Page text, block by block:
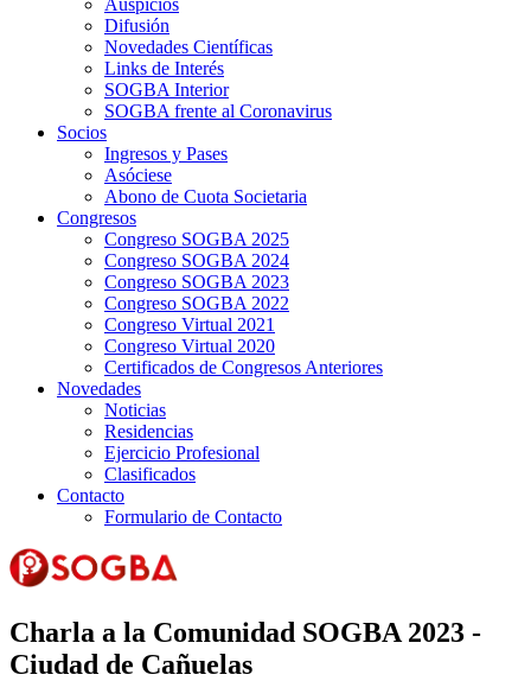
Auspicios
Difusión
Novedades Científicas
Links de Interés
SOGBA Interior
SOGBA frente al Coronavirus
Socios
Ingresos y Pases
Asóciese
Abono de Cuota Societaria
Congresos
Congreso SOGBA 2025
Congreso SOGBA 2024
Congreso SOGBA 2023
Congreso SOGBA 2022
Congreso Virtual 2021
Congreso Virtual 2020
Certificados de Congresos Anteriores
Novedades
Noticias
Residencias
Ejercicio Profesional
Clasificados
Contacto
Formulario de Contacto
Charla a la Comunidad SOGBA 2023 -
Ciudad de Cañuelas